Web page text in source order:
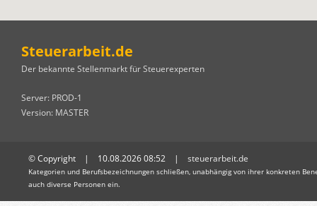
Steuerarbeit.de
Der bekannte Stellenmarkt für Steuerexperten
Server: PROD-1
Version: MASTER
© Copyright | 10.08.2026 08:52 | steuerarbeit.de
Kategorien und Berufsbezeichnungen schließen, unabhängig von ihrer konkreten
auch diverse Personen ein.